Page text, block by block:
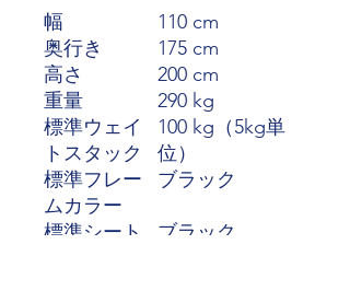
幅
110 cm
奥行き
175 cm
高さ
200 cm
重量
290 kg
標準ウェイ
トスタック
100 kg（5kg単
位）
標準フレー
ムカラー
ブラック
標準シート
ブラック